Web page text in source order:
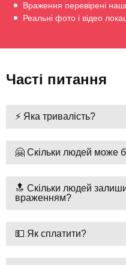
Враження перевірені
Реальні фото і відео
Часті питання
⚡ Яка тривалість?
🤗 Скільки людей може
🔝 Скільки людей
враженням?
💵 Як сплатити?